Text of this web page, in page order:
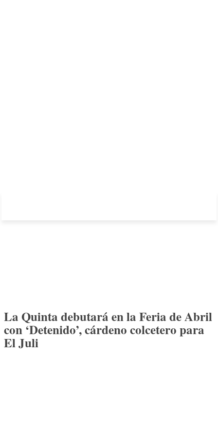
La Quinta debutará en la Feria de Abril
con ‘Detenido’, cárdeno colcetero para
El Juli